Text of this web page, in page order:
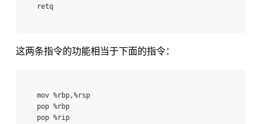
retq
这两条指令的功能相当于下面的指令：
mov %rbp,%rsp
pop %rbp
pop %rip